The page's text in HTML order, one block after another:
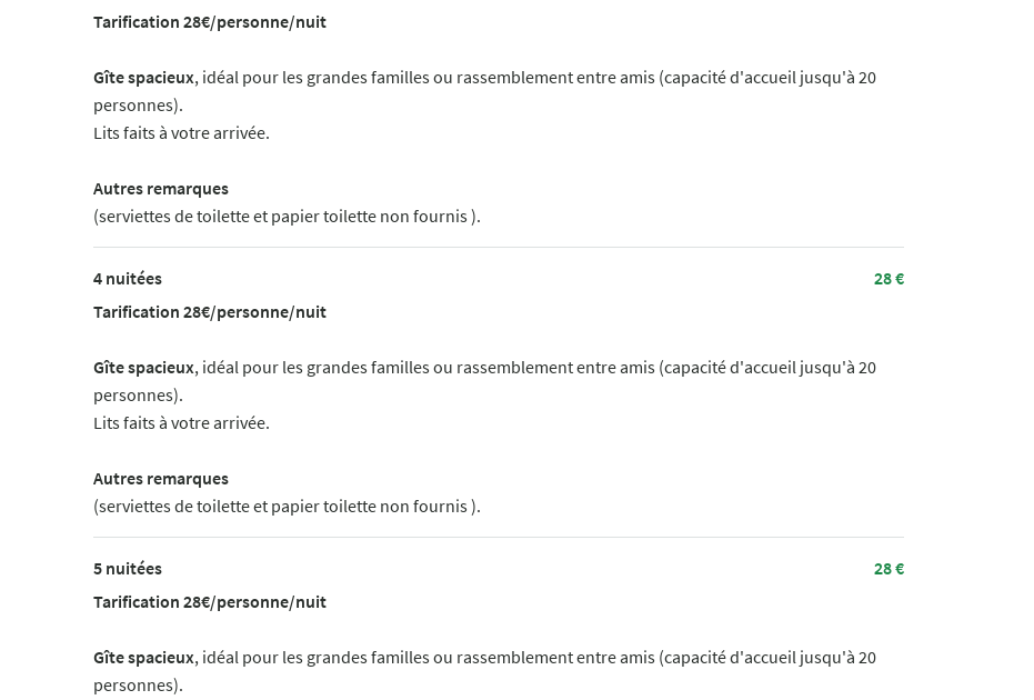
Tarification 28€/personne/nuit
Gîte spacieux, idéal pour les grandes familles ou rassemblement entre amis (capacité d'accueil jusqu'à 20
personnes).
Lits faits à votre arrivée.
Autres remarques
(serviettes de toilette et papier toilette non fournis ).
4 nuitées
28 €
Tarification 28€/personne/nuit
Gîte spacieux, idéal pour les grandes familles ou rassemblement entre amis (capacité d'accueil jusqu'à 20
personnes).
Lits faits à votre arrivée.
Autres remarques
(serviettes de toilette et papier toilette non fournis ).
5 nuitées
28 €
Tarification 28€/personne/nuit
Gîte spacieux, idéal pour les grandes familles ou rassemblement entre amis (capacité d'accueil jusqu'à 20
personnes).